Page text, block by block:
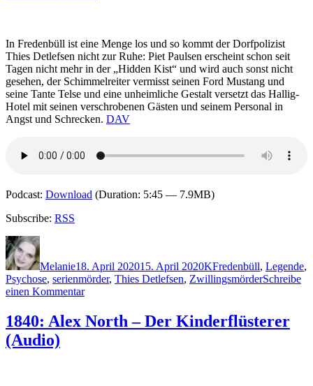
In Fredenbüll ist eine Menge los und so kommt der Dorfpolizist
Thies Detlefsen nicht zur Ruhe: Piet Paulsen erscheint schon seit
Tagen nicht mehr in der „Hidden Kist“ und wird auch sonst nicht
gesehen, der Schimmelreiter vermisst seinen Ford Mustang und
seine Tante Telse und eine unheimliche Gestalt versetzt das Hallig-
Hotel mit seinen verschrobenen Gästen und seinem Personal in
Angst und Schrecken. DAV
Podcast: Download (Duration: 5:45 — 7.9MB)
Subscribe: RSS
Autor
Melanie18. April 202015. April 2020KFredenbüll, Legende,
Psychose, serienmörder, Thies Detlefsen, ZwillingsmörderSchreibe
einen Kommentarzu
Krischan
Koch
1840: Alex North – Der Kinderflüsterer
(Audio)